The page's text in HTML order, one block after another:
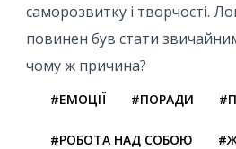
саморозвитку і творчості.
повинен був стати
чому ж причина?
#ЕМОЦІЇ #ПОРАДИ
#РОБОТА НАД СОБОЮ